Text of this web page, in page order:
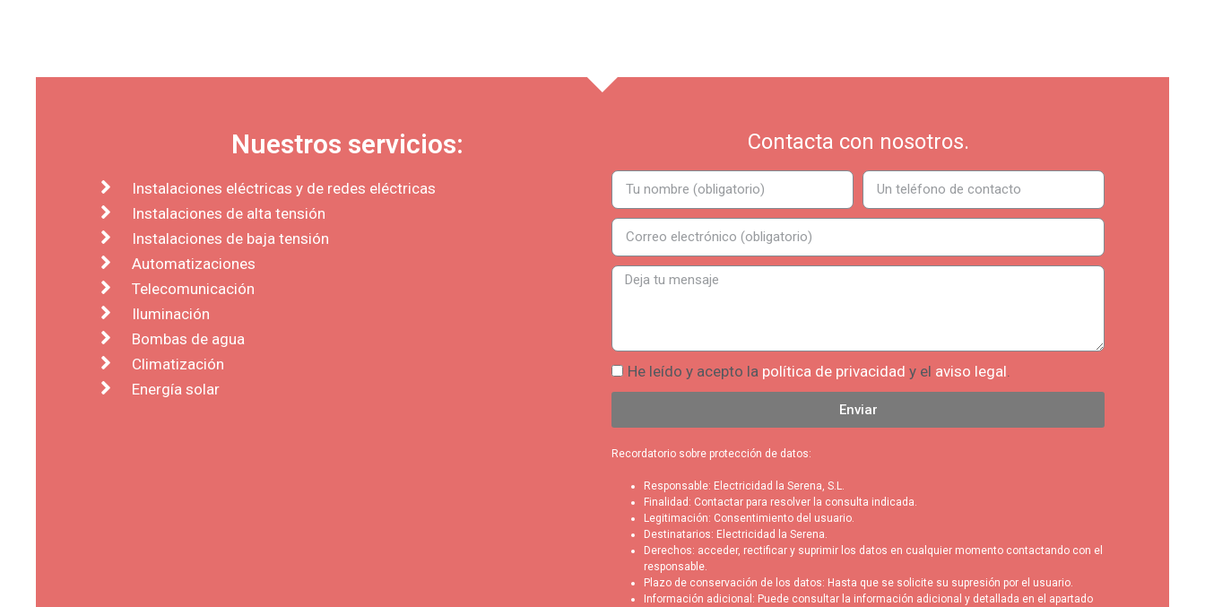
Nuestros servicios:
Instalaciones eléctricas y de redes eléctricas
Instalaciones de alta tensión
Instalaciones de baja tensión
Automatizaciones
Telecomunicación
Iluminación
Bombas de agua
Climatización
Energía solar
Contacta con nosotros.
He leído y acepto la política de privacidad y el aviso legal.
Enviar
Recordatorio sobre protección de datos:
Responsable: Electricidad la Serena, S.L.
Finalidad: Contactar para resolver la consulta indicada.
Legitimación: Consentimiento del usuario.
Destinatarios: Electricidad la Serena.
Derechos: acceder, rectificar y suprimir los datos en cualquier momento contactando con el
responsable.
Plazo de conservación de los datos: Hasta que se solicite su supresión por el usuario.
Información adicional: Puede consultar la información adicional y detallada en el apartado